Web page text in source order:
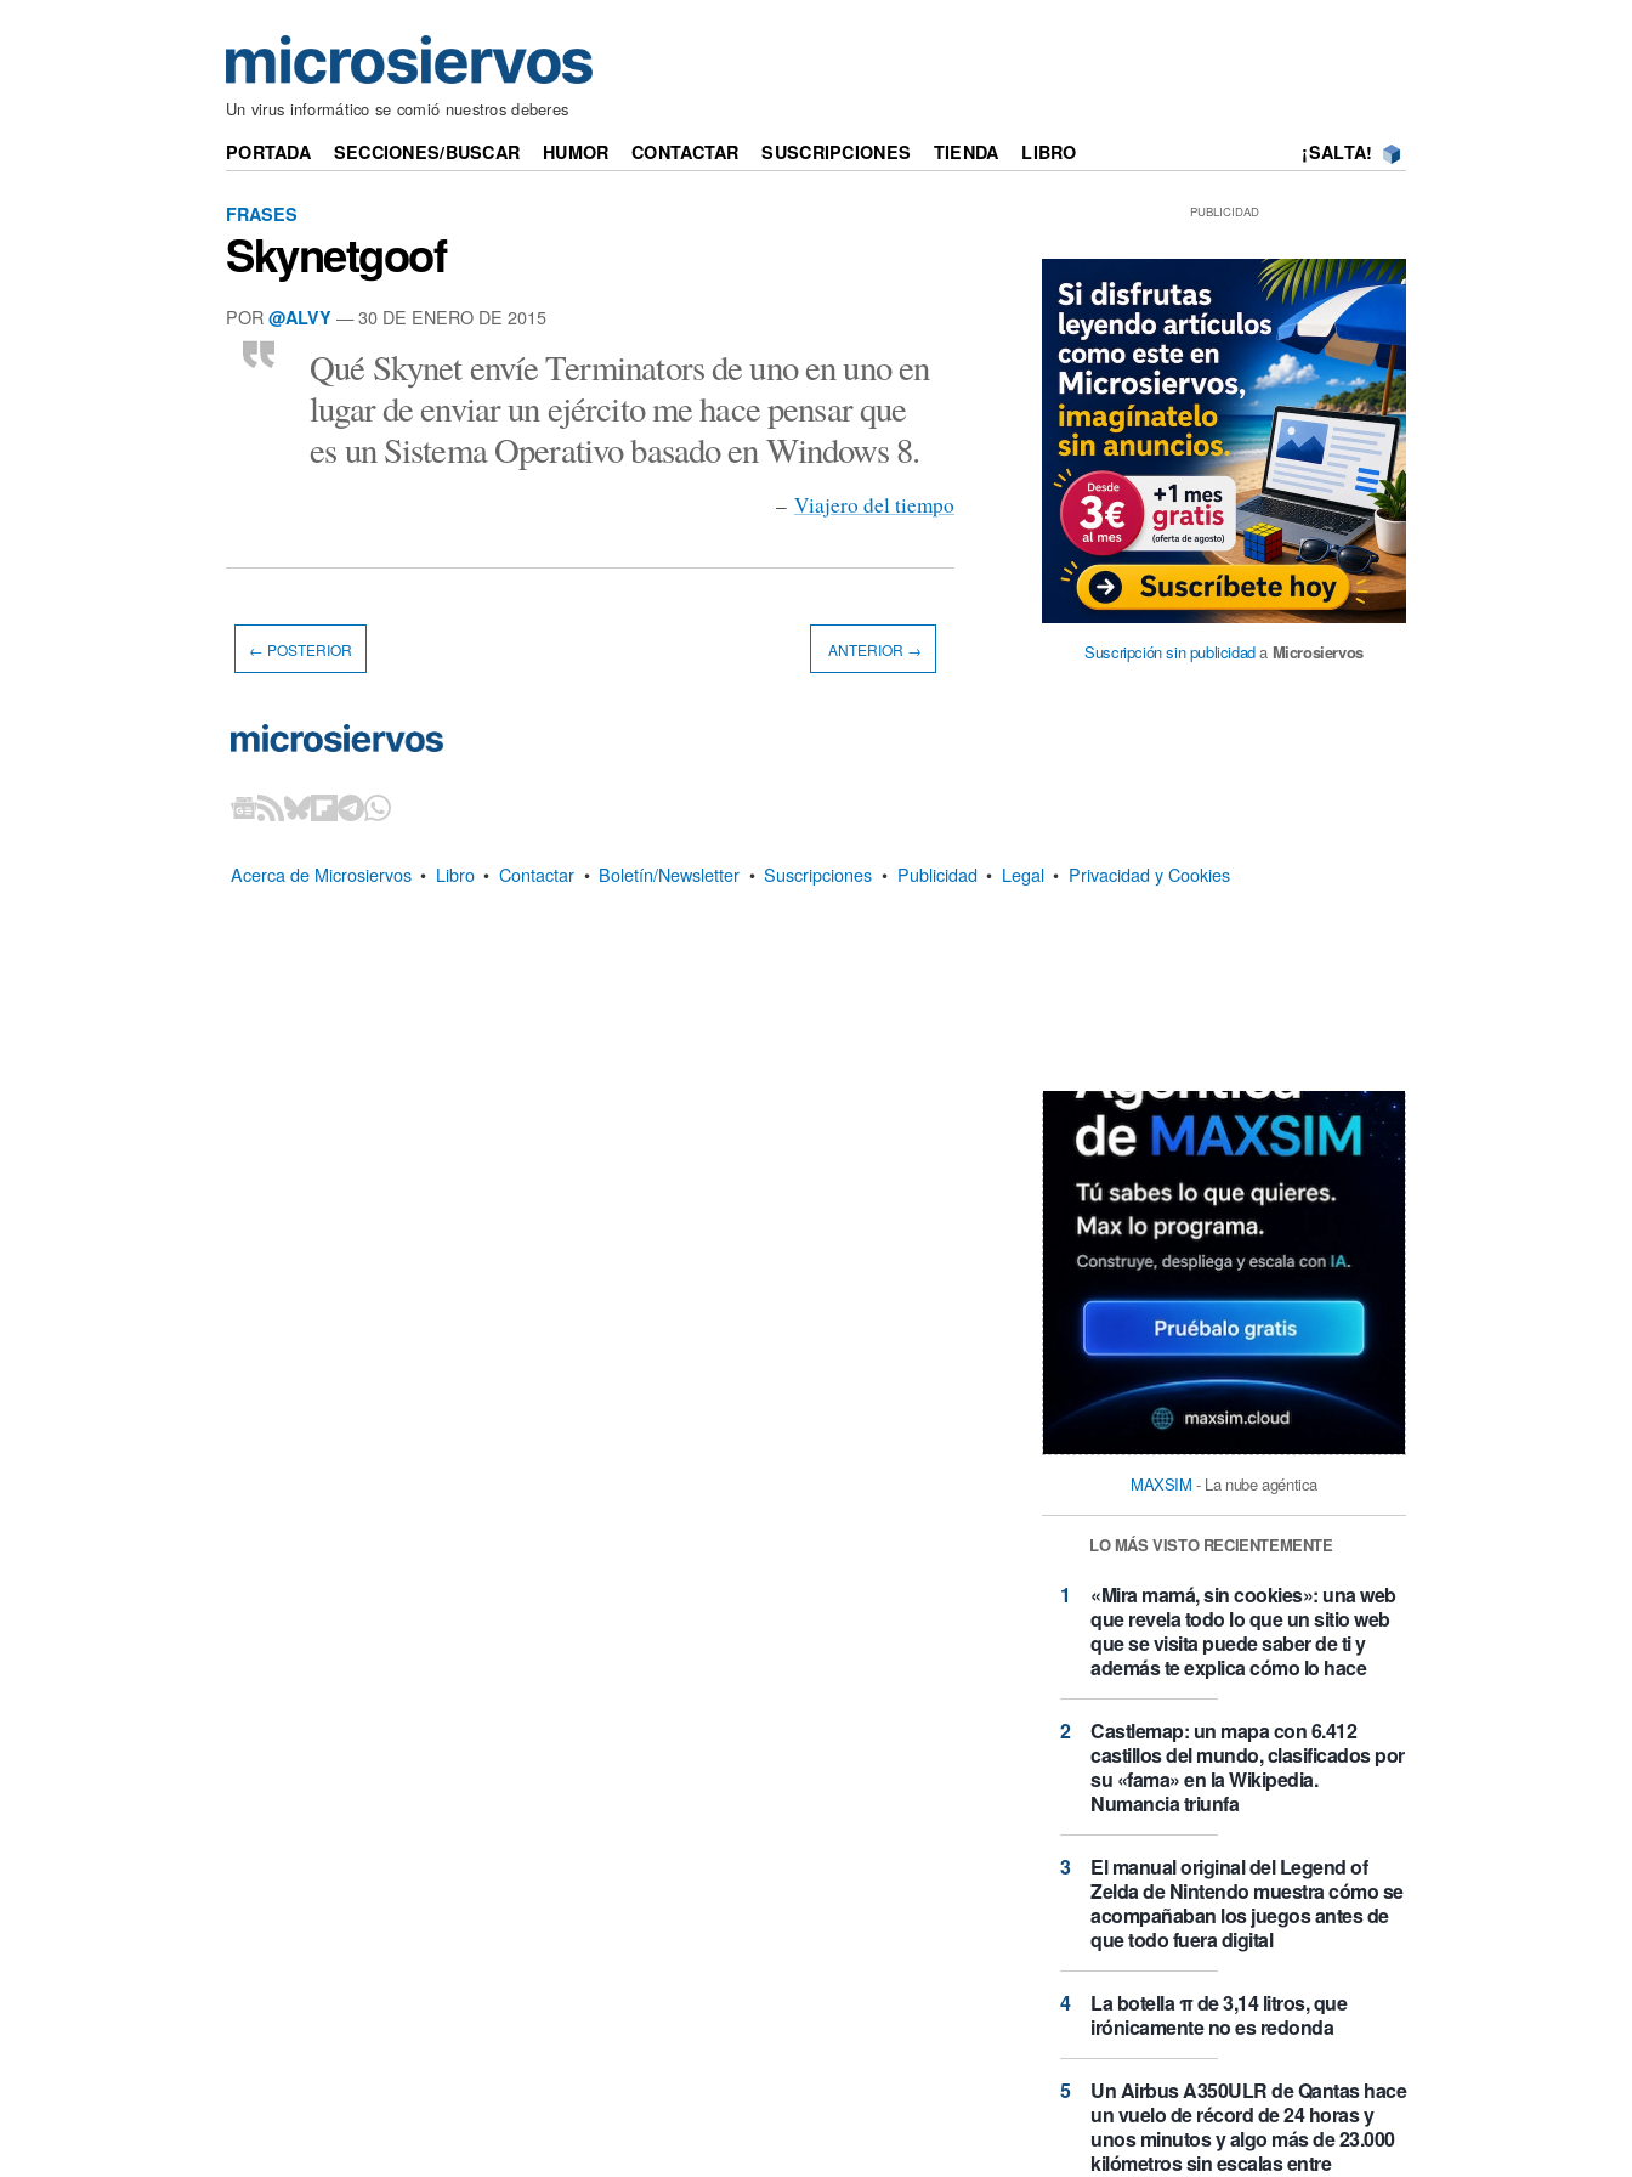
Un virus informático se comió nuestros deberes
PORTADA SECCIONES/BUSCAR HUMOR CONTACTAR SUSCRIPCIONES TIENDA LIBRO ¡SALTA!
FRASES
Skynetgoof
POR @ALVY — 30 DE ENERO DE 2015
Qué Skynet envíe Terminators de uno en uno en
lugar de enviar un ejército me hace pensar que
es un Sistema Operativo basado en Windows 8.
– Viajero del tiempo
PUBLICIDAD
Suscripción sin publicidada Microsiervos
MAXSIM - La nube agéntica
LO MÁS VISTO RECIENTEMENTE
«Mira mamá, sin cookies»: una web
que revela todo lo que un sitio web
que se visita puede saber de ti y
además te explica cómo lo hace
Castlemap: un mapa con 6.412
castillos del mundo, clasificados por
su «fama» en la Wikipedia.
Numancia triunfa
El manual original del Legend of
Zelda de Nintendo muestra cómo se
acompañaban los juegos antes de
que todo fuera digital
La botella π de 3,14 litros, que
irónicamente no es redonda
Un Airbus A350ULR de Qantas hace
un vuelo de récord de 24 horas y
unos minutos y algo más de 23.000
kilómetros sin escalas entre
← POSTERIOR ANTERIOR →
Acerca de Microsiervos • Libro • Contactar • Boletín/Newsletter • Suscripciones • Publicidad • Legal • Privacidad y Cookies